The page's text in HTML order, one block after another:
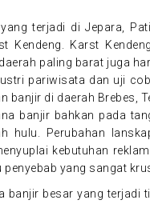
terjadi di Jepara,
Kendeng. Karst
paling barat juga
pariwisata dan uji
banjir di daerah Brebes,
banjir bahkan pada
hulu. Perubahan
kebutuhan
yang sangat
banjir besar yang terjadi